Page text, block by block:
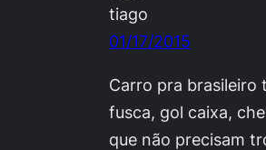
tiago
01/17/2015
Carro pra brasileiro
fusca, gol caixa,
que não precisam